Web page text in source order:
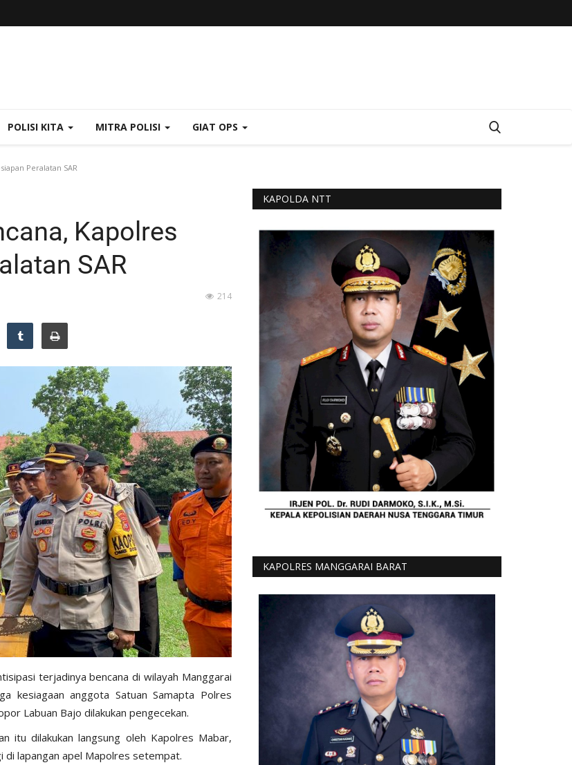
POLISI KITA MITRA POLISI GIAT OPS
Peralatan SAR
Kapolres
SAR
214
terjadinya bencana di wilayah Manggarai
kesiagaan anggota Satuan Samapta Polres
Labuan Bajo dilakukan pengecekan.
itu dilakukan langsung oleh Kapolres Mabar,
di lapangan apel Mapolres setempat.
KAPOLDA NTT
KAPOLRES MANGGARAI BARAT